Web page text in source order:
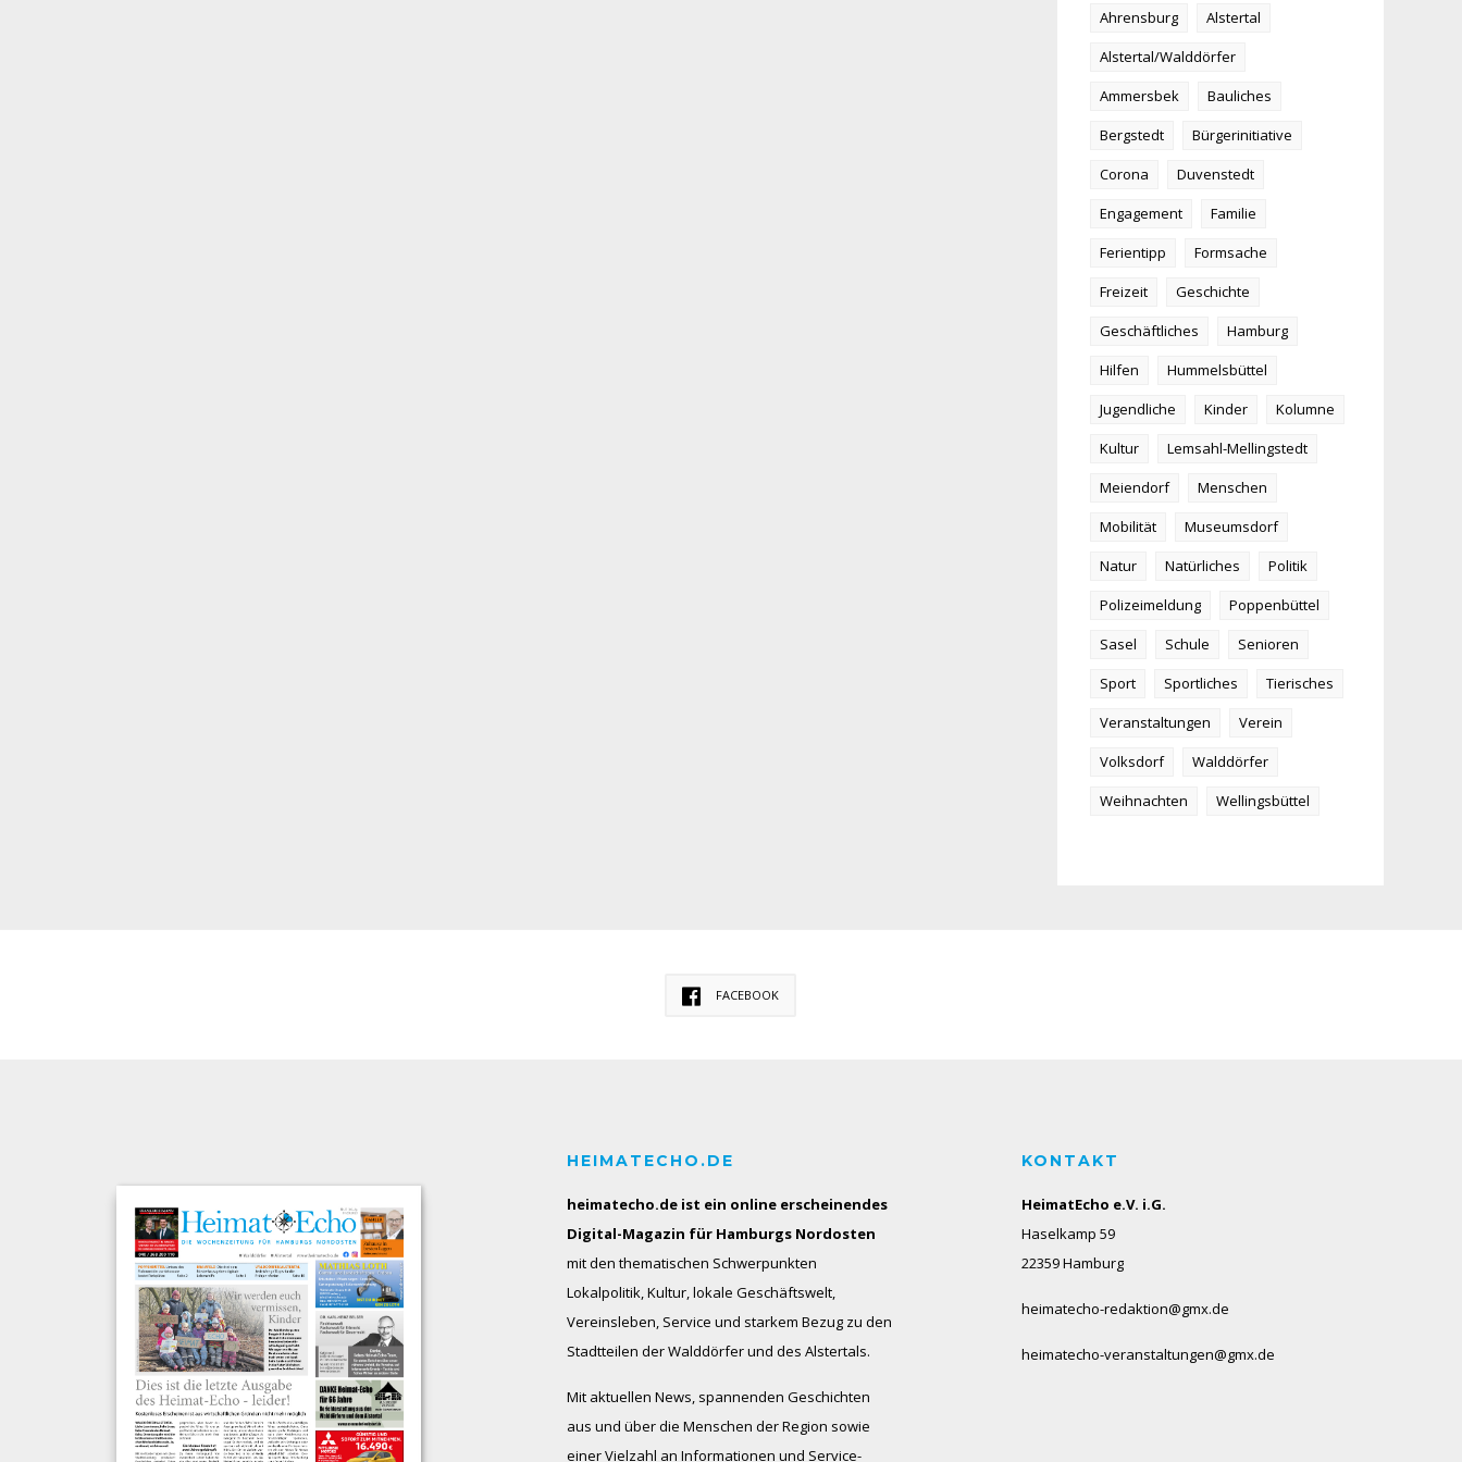
Ahrensburg
Alstertal
Alstertal/Walddörfer
Ammersbek
Bauliches
Bergstedt
Bürgerinitiative
Corona
Duvenstedt
Engagement
Familie
Ferientipp
Formsache
Freizeit
Geschichte
Geschäftliches
Hamburg
Hilfen
Hummelsbüttel
Jugendliche
Kinder
Kolumne
Kultur
Lemsahl-Mellingstedt
Meiendorf
Menschen
Mobilität
Museumsdorf
Natur
Natürliches
Politik
Polizeimeldung
Poppenbüttel
Sasel
Schule
Senioren
Sport
Sportliches
Tierisches
Veranstaltungen
Verein
Volksdorf
Walddörfer
Weihnachten
Wellingsbüttel
FACEBOOK
HEIMATECHO.DE
heimatecho.de ist ein online erscheinendes
Digital-Magazin für Hamburgs Nordosten
mit den thematischen Schwerpunkten
Lokalpolitik, Kultur, lokale Geschäftswelt,
Vereinsleben, Service und starkem Bezug zu den
Stadtteilen der Walddörfer und des Alstertals.
Mit aktuellen News, spannenden Geschichten
aus und über die Menschen der Region sowie
einer Vielzahl an Informationen und Service-
KONTAKT
HeimatEcho e.V. i.G.
Haselkamp 59
22359 Hamburg
heimatecho-redaktion@gmx.de
heimatecho-veranstaltungen@gmx.de